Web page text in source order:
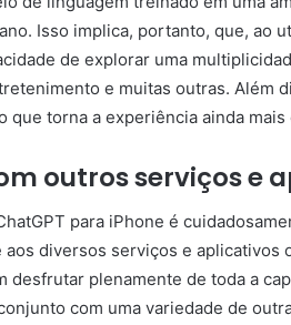
Isso implica, portanto, que, ao
de explorar uma
e muitas outras. Além
que torna a experiência ainda
outros serviços e
para iPhone é
diversos serviços e aplicativos
desfrutar plenamente de toda a
com uma variedade de